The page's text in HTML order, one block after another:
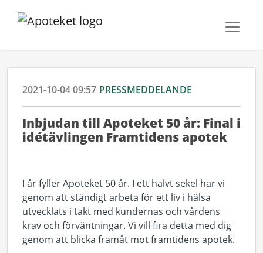
2021-10-04 09:57 PRESSMEDDELANDE
Inbjudan till Apoteket 50 år: Final i
idétävlingen Framtidens apotek
I år fyller Apoteket 50 år. I ett halvt sekel har vi
genom att ständigt arbeta för ett liv i hälsa
utvecklats i takt med kundernas och vårdens
krav och förväntningar. Vi vill fira detta med dig
genom att blicka framåt mot framtidens apotek.